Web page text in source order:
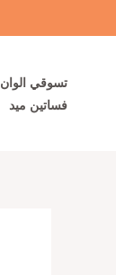
إلى
تسوقي الوان
فساتين ميد